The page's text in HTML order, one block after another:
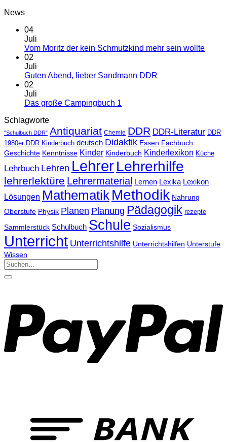
News
04
Juli
Vom Moritz der kein Schmutzkind mehr sein wollte
02
Juli
Guten Abend, lieber Sandmann DDR
02
Juli
Das große Campingbuch 1
Schlagworte
"Schulbuch DDR" Antiquariat Chemie DDR DDR-Literatur DDR
1980er DDR Kinderbuch deutsch Didaktik Essen Fachbuch
Geschichte Kenntnisse Kinder Kinderbuch Kinderlexikon Küche
Lehrbuch Lehren LehrerLehrerhilfe
lehrerlektüre Lehrermaterial Lernen Lexika Lexikon
Lösungen Mathematik Methodik Nahrung
Oberstufe Physik Planen Planung Pädagogik rezepte
Sammlerstück Schulbuch Schule Sozialismus
Unterricht Unterrichtshilfe Unterrichtshilfen Unterstufe
Wissen
Suchen
nach: